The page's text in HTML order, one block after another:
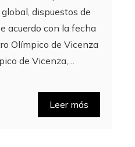
dispuestos de
acuerdo con la fecha
Olímpico de Vicenza
de Vicenza,…
Leer más